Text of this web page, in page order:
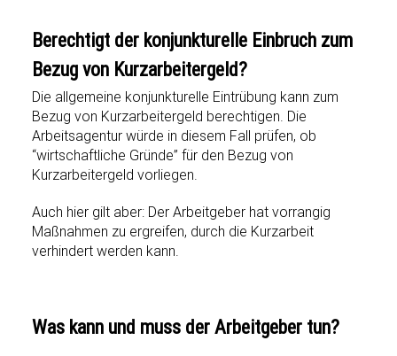
Berechtigt der konjunkturelle Einbruch zum
Bezug von Kurzarbeitergeld?
Die allgemeine konjunkturelle Eintrübung kann zum
Bezug von Kurzarbeitergeld berechtigen. Die
Arbeitsagentur würde in diesem Fall prüfen, ob
“wirtschaftliche Gründe” für den Bezug von
Kurzarbeitergeld vorliegen.
Auch hier gilt aber: Der Arbeitgeber hat vorrangig
Maßnahmen zu ergreifen, durch die Kurzarbeit
verhindert werden kann.
Was kann und muss der Arbeitgeber tun?